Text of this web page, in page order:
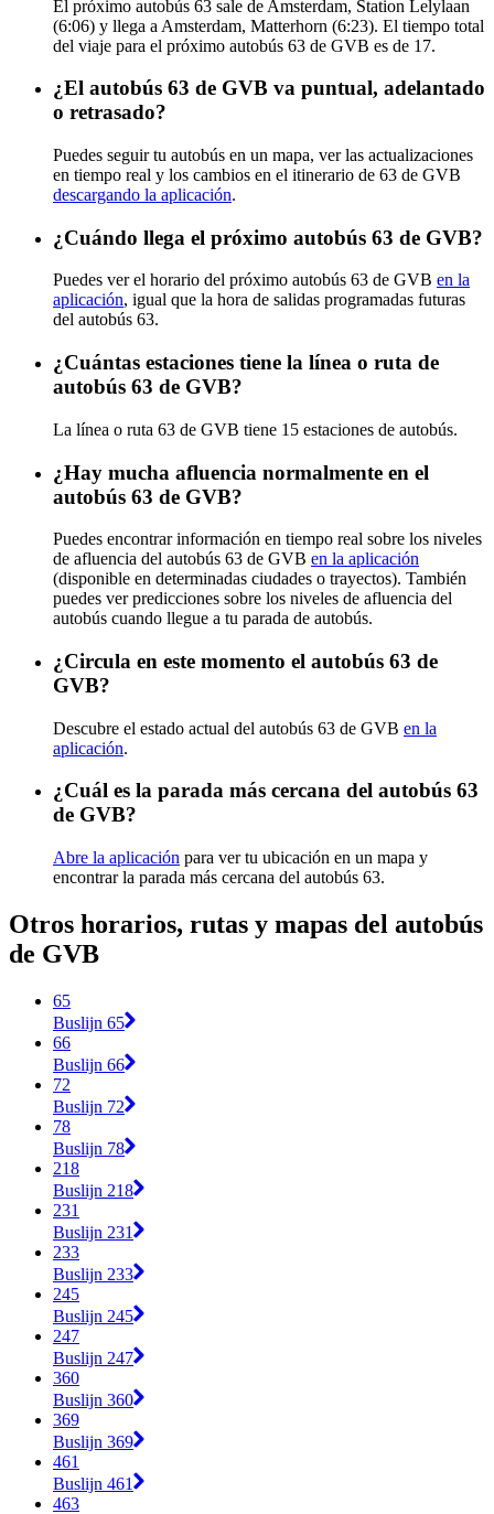
El próximo autobús 63 sale de Amsterdam, Station Lelylaan
(6:06) y llega a Amsterdam, Matterhorn (6:23). El tiempo total
del viaje para el próximo autobús 63 de GVB es de 17.
¿El autobús 63 de GVB va puntual, adelantado
o retrasado?
Puedes seguir tu autobús en un mapa, ver las actualizaciones
en tiempo real y los cambios en el itinerario de 63 de GVB
descargando la aplicación.
¿Cuándo llega el próximo autobús 63 de GVB?
Puedes ver el horario del próximo autobús 63 de GVB en la
aplicación, igual que la hora de salidas programadas futuras
del autobús 63.
¿Cuántas estaciones tiene la línea o ruta de
autobús 63 de GVB?
La línea o ruta 63 de GVB tiene 15 estaciones de autobús.
¿Hay mucha afluencia normalmente en el
autobús 63 de GVB?
Puedes encontrar información en tiempo real sobre los niveles
de afluencia del autobús 63 de GVB en la aplicación
(disponible en determinadas ciudades o trayectos). También
puedes ver predicciones sobre los niveles de afluencia del
autobús cuando llegue a tu parada de autobús.
¿Circula en este momento el autobús 63 de
GVB?
Descubre el estado actual del autobús 63 de GVB en la
aplicación.
¿Cuál es la parada más cercana del autobús 63
de GVB?
Abre la aplicación para ver tu ubicación en un mapa y
encontrar la parada más cercana del autobús 63.
Otros horarios, rutas y mapas del autobús
de GVB
65
Buslijn 65
66
Buslijn 66
72
Buslijn 72
78
Buslijn 78
218
Buslijn 218
231
Buslijn 231
233
Buslijn 233
245
Buslijn 245
247
Buslijn 247
360
Buslijn 360
369
Buslijn 369
461
Buslijn 461
463